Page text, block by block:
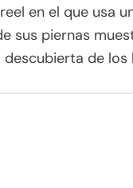
en el que usa
sus piernas
de